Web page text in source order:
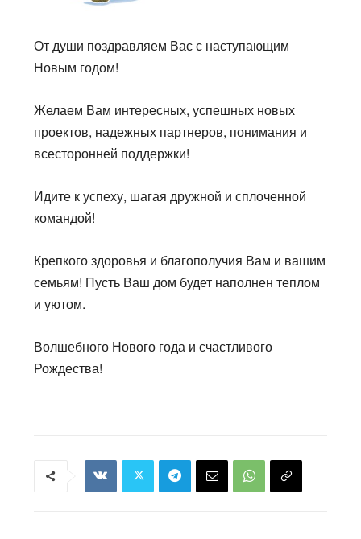
От души поздравляем Вас с наступающим
Новым годом!
Желаем Вам интересных, успешных новых
проектов, надежных партнеров, понимания и
всесторонней поддержки!
Идите к успеху, шагая дружной и сплоченной
командой!
Крепкого здоровья и благополучия Вам и вашим
семьям! Пусть Ваш дом будет наполнен теплом
и уютом.
Волшебного Нового года и счастливого
Рождества!